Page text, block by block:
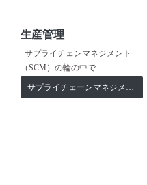
生産管理
サプライチェンマネジメント
（SCM）の輪の中で…
サプライチェーンマネジメント